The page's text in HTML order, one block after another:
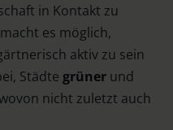
in Kontakt zu
es möglich,
aktiv zu sein
Städte grüner und
nicht zuletzt auch